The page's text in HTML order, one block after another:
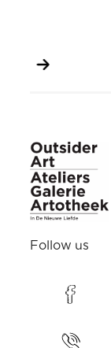
Follow us